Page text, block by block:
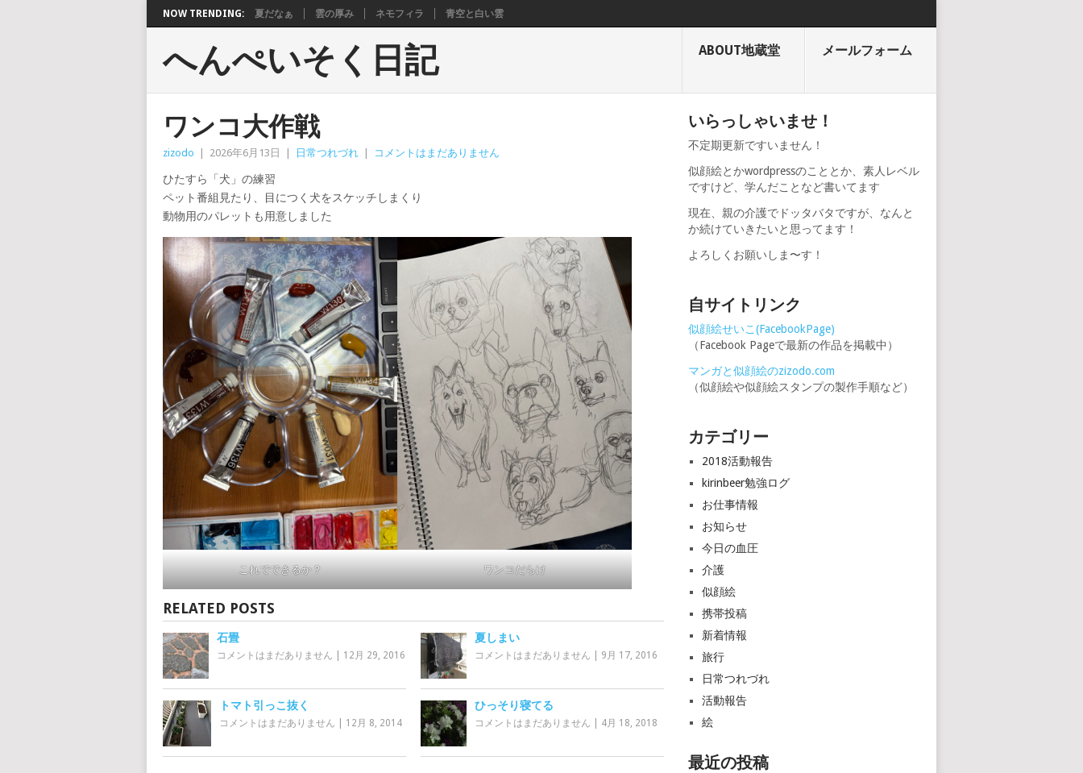
NOW TRENDING: 夏だなぁ 雲の厚み ネモフィラ 青空と白い雲
へんぺいそく日記 ABOUT地蔵堂 メールフォーム
ワンコ大作戦
zizodo 2026年6月13日 日常つれづれ コメントはまだありません
ひたすら「犬」の練習
ペット番組見たり、目につく犬をスケッチしまくり
動物用のパレットも用意しました
これでできるか？ ワンコだらけ
RELATED POSTS
石畳
コメントはまだありません 12月 29, 2016
夏しまい
コメントはまだありません 9月 17, 2016
トマト引っこ抜く
コメントはまだありません 12月 8, 2014
ひっそり寝てる
コメントはまだありません 4月 18, 2018
いらっしゃいませ！
不定期更新ですいません！
似顔絵とかwordpressのこととか、素人レベル
ですけど、学んだことなど書いてます
現在、親の介護でドッタバタですが、なんと
か続けていきたいと思ってます！
よろしくお願いしま〜す！
自サイトリンク
似顔絵せいこ(FacebookPage)
（Facebook Pageで最新の作品を掲載中）
マンガと似顔絵のzizodo.com
（似顔絵や似顔絵スタンプの製作手順など）
カテゴリー
2018活動報告
kirinbeer勉強ログ
お仕事情報
お知らせ
今日の血圧
介護
似顔絵
携帯投稿
新着情報
旅行
日常つれづれ
活動報告
絵
最近の投稿